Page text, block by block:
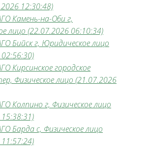
12:30:48)
Камень-на-Оби г,
лицо (22.07.2026 06:10:34)
Бийск г, Юридическое лицо
Кирсинское городское
Физическое лицо (21.07.2026
Колпино г, Физическое лицо
Барда с, Физическое лицо